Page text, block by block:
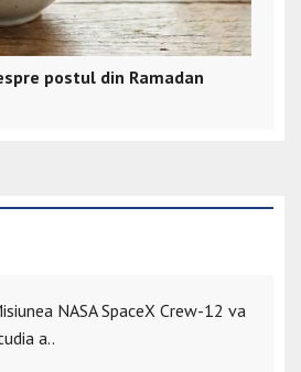
postul din Ramadan
NASA SpaceX Crew-12 va
a..